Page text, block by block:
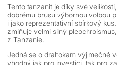
Tento tanzanit je díky své
dobrému brusu výbornou volbou
i jako reprezentativní sbírkový
zmiňuje velmi silný
z Tanzanie.
Jedná se o drahokam výjimečné
vhodný jak pro investici, tak pro